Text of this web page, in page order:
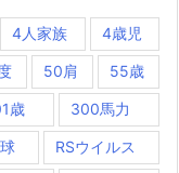
4人家族 4歳児
50肩 55歳
歳 300馬力
RSウイルス